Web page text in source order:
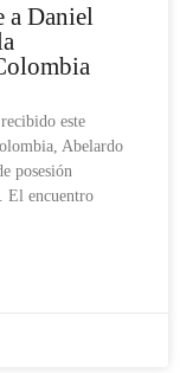
a Daniel
este
Abelardo
posesión
El encuentro